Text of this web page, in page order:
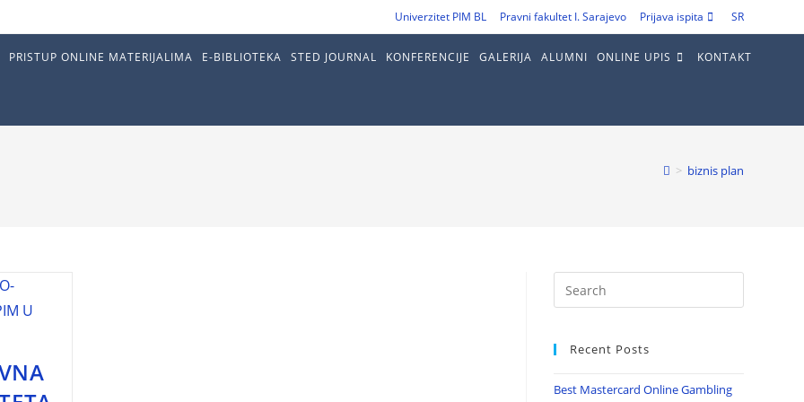
Univerzitet PIM BL Pravni fakultet I. Sarajevo Prijava ispita SR
PRISTUP ONLINE MATERIJALIMA E-BIBLIOTEKA STED JOURNAL KONFERENCIJE GALERIJA ALUMNI ONLINE UPIS KONTAKT
> biznis plan
Recent Posts
Best Mastercard Online Gambling